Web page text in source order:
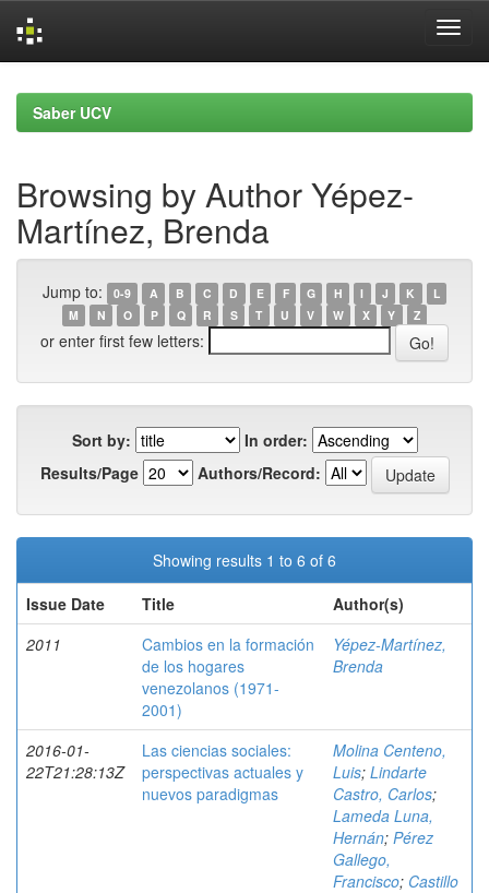
navigationSaber UCV
Browsing by Author Yépez-
Martínez, Brenda
Jump to: 0-9 A B C D E F G H I J K
L
M
N O P Q R S T U V W X Y Z
or enter first few letters:
Sort by:
In order:
Results/Page
Authors/Record:
Showing results 1 to 6 of 6
Issue Date
Title
Author(s)
2011
Cambios en la formación
de los hogares
venezolanos (1971-
2001)
Yépez-Martínez,
Brenda
2016-01-
22T21:28:13Z
Las ciencias sociales:
perspectivas actuales y
nuevos paradigmas
Molina Centeno,
Luis; Lindarte
Castro, Carlos;
Lameda Luna,
Hernán; Pérez
Gallego,
Francisco; Castillo